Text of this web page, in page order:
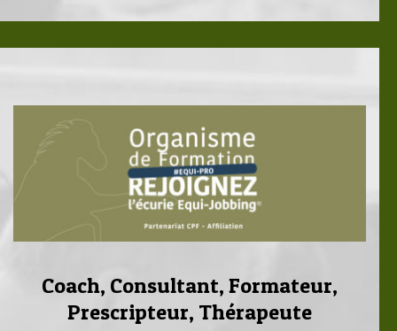
Coach, Consultant, Formateur,
Prescripteur, Thérapeute